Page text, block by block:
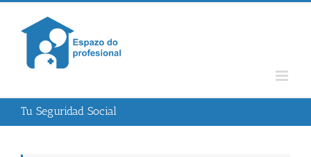
Skip
content
Tu Seguridad Social